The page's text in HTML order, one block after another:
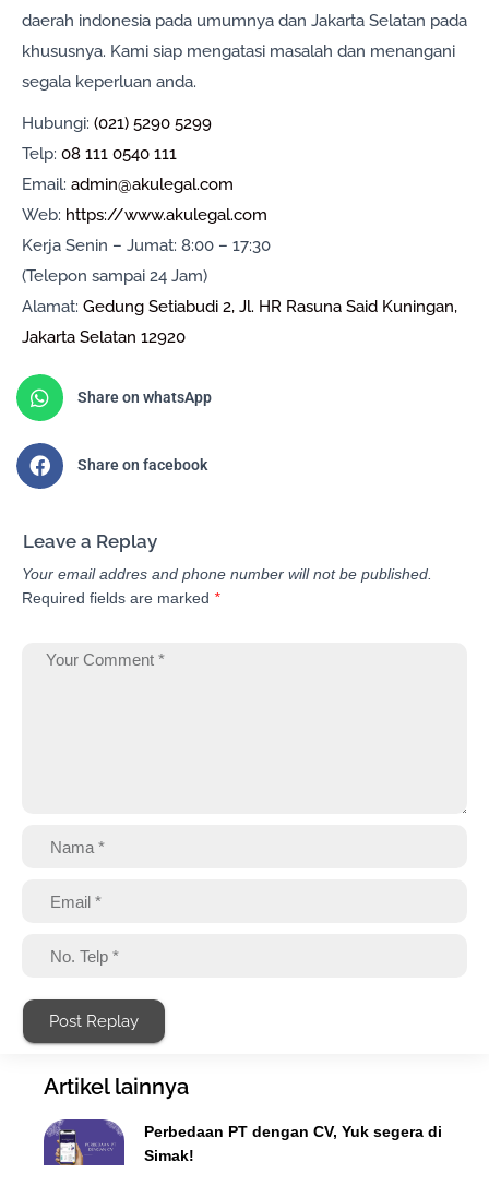
daerah indonesia pada umumnya dan Jakarta Selatan pada
khususnya. Kami siap mengatasi masalah dan menangani
segala keperluan anda.
Hubungi: (021) 5290 5299
Telp: 08 111 0540 111
Email: admin@akulegal.com
Web: https://www.akulegal.com
Kerja Senin – Jumat: 8:00 – 17:30
(Telepon sampai 24 Jam)
Alamat: Gedung Setiabudi 2, Jl. HR Rasuna Said Kuningan,
Jakarta Selatan 12920
Share on whatsApp
Share on facebook
Leave a Replay
Your email addres and phone number will not be published.
Required fields are marked *
Post Replay
Artikel lainnya
Perbedaan PT dengan CV, Yuk segera di
Simak!